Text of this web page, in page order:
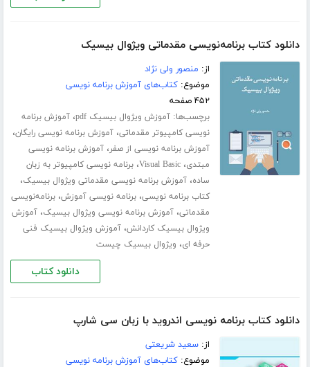
دانلود کتاب برنامه‌نویسی مقدماتی ویژوال بیسیک
از: منصور ولی نژاد
موضوع:کتاب‌های آموزش برنامه نویسی
۴۵۲ صفحه
برچسب‌ها:آموزش ویژوال بیسیک pdf ،آموزش برنامه
نویسی کامپیوتر مقدماتی،آموزش برنامه نویسی رایگان،
آموزش برنامه نویسی از صفر،آموزش برنامه نویسی
مبتدی،Visual Basic،برنامه نویسی کامپیوتر به زبان
ساده،آموزش برنامه نویسی مقدماتی ویژوال بیسیک،
کتاب برنامه نویسی،برنامه نویسی آموزش،برنامه‌نویسی
مقدماتی،آموزش برنامه نویسی ویژوال بیسیک،آموزش
ویژوال بیسیک کاردانش،آموزش ویژوال بیسیک فنی
حرفه ای، ویژوال بیسیک چیست
دانلود کتاب
دانلود کتاب برنامه نویسی اندروید با زبان سی شارپ
از:سعید شریعتی
موضوع:کتاب‌های آموزش برنامه نویسی